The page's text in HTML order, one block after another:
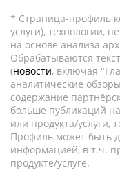
* Страница-профиль
услуги), технологии,
на основе анализа
Обрабатываются
(новости, включая
аналитические
содержание
больше публикаций
или продукта/
Профиль может быть
информацией, в т.ч.
продукте/услуге.